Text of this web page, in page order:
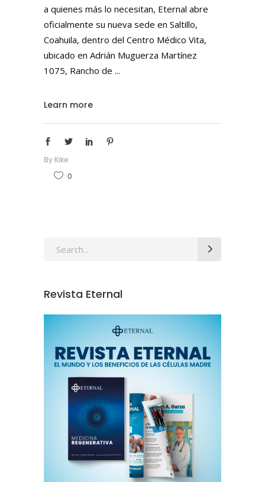
a quienes más lo necesitan, Eternal abre
oficialmente su nueva sede en Saltillo,
Coahuila, dentro del Centro Médico Vita,
ubicado en Adrián Muguerza Martínez
1075, Rancho de
Learn more
By Kike
0
Revista Eternal